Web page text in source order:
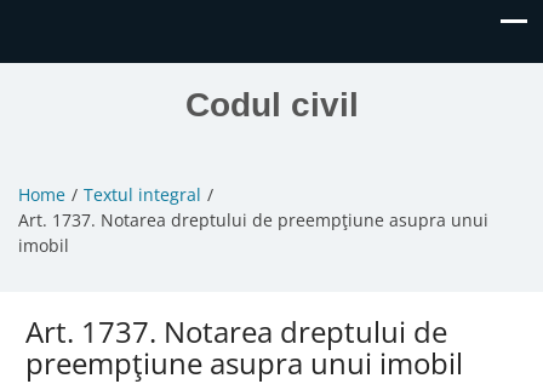
Codul civil
Home
Textul integral
Art. 1737. Notarea dreptului de preempţiune asupra unui
imobil
Art. 1737. Notarea dreptului de
preempţiune asupra unui imobil